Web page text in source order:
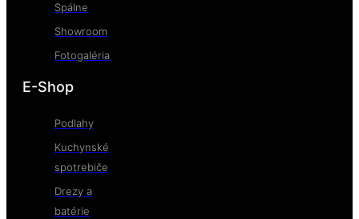
Spálne
Showroom
Fotogaléria
E-Shop
Podlahy
Kuchynské
spotrebiče
Drezy a
batérie